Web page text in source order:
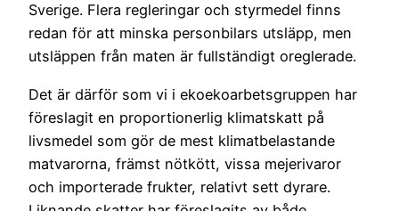
Sverige. Flera regleringar och styrmedel finns
redan för att minska personbilars utsläpp, men
utsläppen från maten är fullständigt oreglerade.
Det är därför som vi i ekoekoarbetsgruppen har
föreslagit en proportionerlig klimatskatt på
livsmedel som gör de mest klimatbelastande
matvarorna, främst nötkött, vissa mejerivaror
och importerade frukter, relativt sett dyrare.